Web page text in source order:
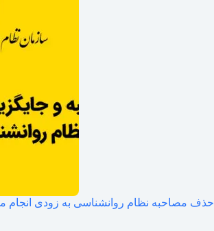
حذف مصاحبه نظام روانشناسی به زودی انجام